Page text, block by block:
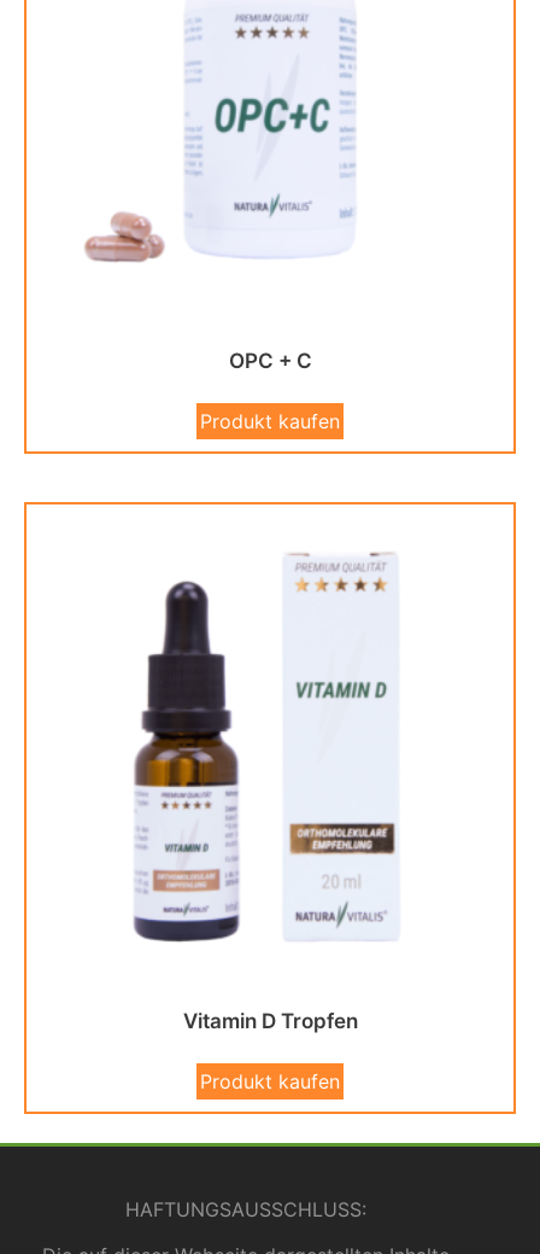
OPC + C
Produkt kaufen
Vitamin D Tropfen
Produkt kaufen
HAFTUNGSAUSSCHLUSS: